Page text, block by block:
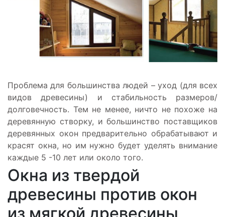
Проблема для большинства людей – уход (для всех
видов древесины) и стабильность размеров/
долговечность. Тем не менее, ничто не похоже на
деревянную створку, и большинство поставщиков
деревянных окон предварительно обрабатывают и
красят окна, но им нужно будет уделять внимание
каждые 5 -10 лет или около того.
Окна из твердой
древесины против окон